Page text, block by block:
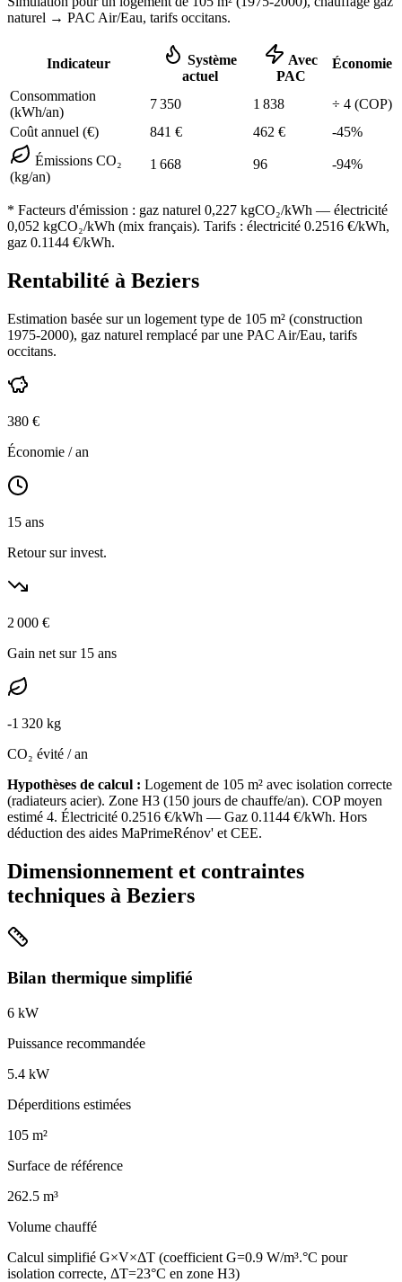
naturel → PAC Air/Eau, tarifs occitans.
Indicateur
Système
actuel
Avec
PAC
Économie
Consommation
(kWh/an)
7 350 1 838 ÷ 4 (COP)
Coût annuel (€)
841 € 462 € -45%
Émissions CO₂
(kg/an)
1 668 96 -94%
* Facteurs d'émission : gaz naturel 0,227 kgCO₂/kWh — électricité
0,052 kgCO₂/kWh (mix français). Tarifs : électricité 0.2516 €/kWh,
gaz 0.1144 €/kWh.
Rentabilité à Beziers
Estimation basée sur un logement type de 105 m² (construction
1975-2000), gaz naturel remplacé par une PAC Air/Eau, tarifs
occitans.
380 €
Économie / an
15 ans
Retour sur invest.
2 000 €
Gain net sur 15 ans
-1 320 kg
CO₂ évité / an
Hypothèses de calcul : Logement de 105 m² avec isolation correcte
(radiateurs acier). Zone H3 (150 jours de chauffe/an). COP moyen
estimé 4. Électricité 0.2516 €/kWh — Gaz 0.1144 €/kWh. Hors
déduction des aides MaPrimeRénov' et CEE.
Dimensionnement et contraintes
techniques à Beziers
Bilan thermique simplifié
6 kW
Puissance recommandée
5.4 kW
Déperditions estimées
105 m²
Surface de référence
262.5 m³
Volume chauffé
Calcul simplifié G×V×ΔT (coefficient G=0.9 W/m³.°C pour
isolation correcte, ΔT=23°C en zone H3)